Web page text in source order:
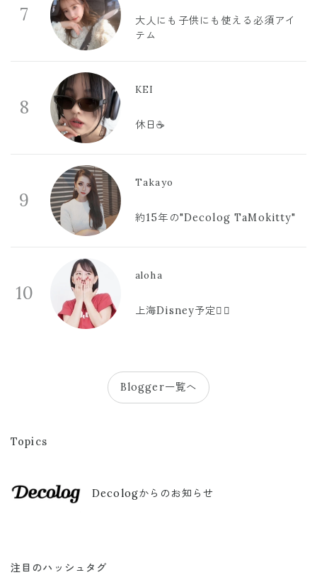
7
大人にも子供にも使える必須アイ
テム
8
KEI
休日☕️
9
Takayo
約15年の"Decolog TaMokitty"
10
aloha
上海Disney予定🫪🩷
Blogger一覧へ
Topics
Decologからのお知らせ
注目のハッシュタグ